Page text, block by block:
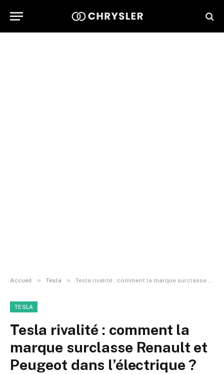
Accueil » Tesla » Tesla rivalité : comment la marque surclasse Renault et Peugeot dans l’électrique ?
TESLA
Tesla rivalité : comment la
marque surclasse Renault et
Peugeot dans l’électrique ?